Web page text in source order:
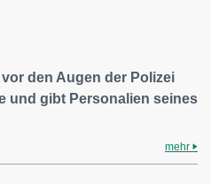
den Augen der Polizei
und gibt Personalien seines
mehr